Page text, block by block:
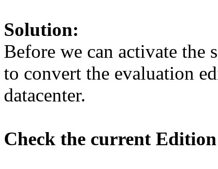
Solution:
Before we can activate
to convert the evaluation
datacenter.
Check the current Edition